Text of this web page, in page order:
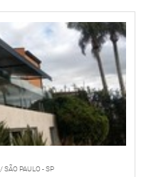
SÃO PAULO - SP